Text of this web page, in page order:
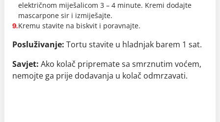
električnom miješalicom 3 – 4 minute. Kremi dodajte
mascarpone sir i izmiješajte.
9.Kremu stavite na biskvit i poravnajte.
Posluživanje: Tortu stavite u hladnjak barem 1 sat.
Savjet: Ako kolač pripremate sa smrznutim voćem,
nemojte ga prije dodavanja u kolač odmrzavati.